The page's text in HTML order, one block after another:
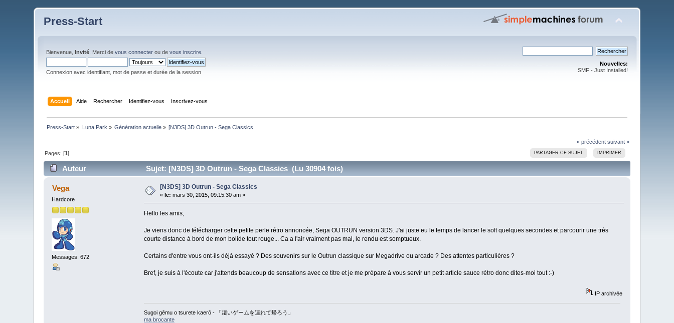
Press-Start
Bienvenue,Invité . Merci devous connecter ou devous inscrire
Connexion avec identifiant, mot de passe et durée de la session
Nouvelles:
SMF - Just Installed!
Accueil Aide Rechercher Identifiez-vous Inscrivez-vous
Press-Start » Luna Park » Génération actuelle » [N3DS] 3D Outrun - Sega Classics
« précédent suivant »
PARTAGER CE SUJET IMPRIMER
Pages: [1]
Auteur Sujet: [N3DS] 3D Outrun - Sega Classics (Lu 30904 fois)
Vega
Hardcore
Messages: 672
[N3DS] 3D Outrun - Sega Classics
« le: mars 30, 2015, 09:15:30 am »
Hello les amis,
Je viens donc de télécharger cette petite perle rétro annoncée, Sega OUTRUN version 3DS. J'ai juste eu le temps de lancer le soft quelques secondes et parcourir une très
courte distance à bord de mon bolide tout rouge... Ca a l'air vraiment pas mal, le rendu est somptueux.
Certains d'entre vous ont-ils déjà essayé ? Des souvenirs sur le Outrun classique sur Megadrive ou arcade ? Des attentes particulières ?
Bref, je suis à l'écoute car j'attends beaucoup de sensations avec ce titre et je me prépare à vous servir un petit article sauce rétro donc dites-moi tout :-)
IP archivée
Sugoi gēmu o tsurete kaerō - 「凄いゲームを連れて帰ろう」
ma brocante